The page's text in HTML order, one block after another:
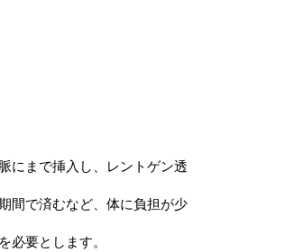
にまで挿入し、レントゲン透
間で済むなど、体に負担が少
必要とします。